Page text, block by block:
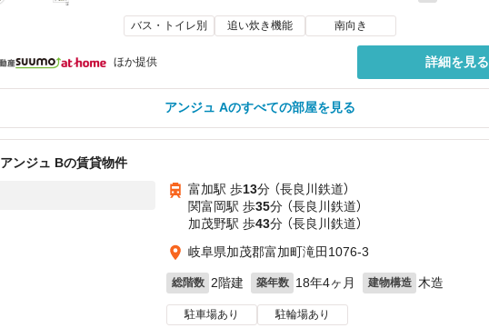
バス・トイレ別 追い炊き機能 南向き
ほか提供 詳細を見る
アンジュ Aのすべての部屋を見る
アンジュ Bの賃貸物件
富加駅 歩13分 （長良川鉄道）
関富岡駅 歩35分 （長良川鉄道）
加茂野駅 歩43分 （長良川鉄道）
岐阜県加茂郡富加町滝田1076-3
総階数 2階建 築年数 18年4ヶ月 建物構造 木造
駐車場あり 駐輪場あり